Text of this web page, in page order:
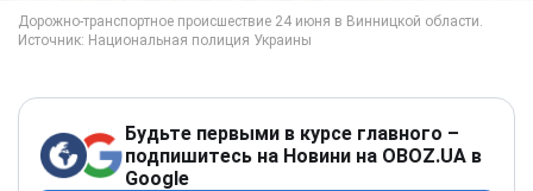
Будьте первыми в курсе главного –
подпишитесь на Новини на OBOZ.UA в
Google